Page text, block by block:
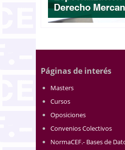
Páginas de interés
Masters
Cursos
Oposiciones
Convenios Colectivos
NormaCEF.- Bases de